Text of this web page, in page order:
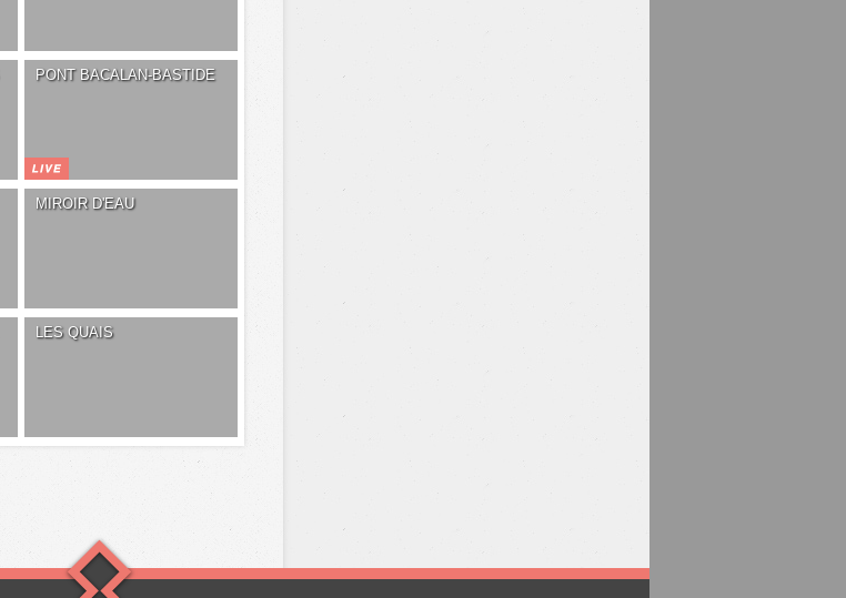
PONT BACALAN-BASTIDE
MIROIR D'EAU
LES QUAIS